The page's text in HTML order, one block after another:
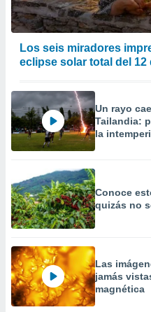
Los seis miradores
eclipse solar total del
Un rayo
Tailandia:
la
Conoce
quizás no
Las
jamás
magnética